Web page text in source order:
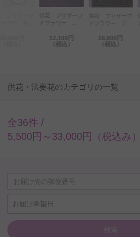
供花 プリザーブ
ドフラワー
12,100円
（税込）
供花 プリザーブ
ドフラワー デザ
リア（1対）と和
モダン線香「和遊
28,600円
（税込）
供花・法要花のカテゴリの一覧
全36件 /
5,500円～33,000円（税込み）
お届け希望日
検索